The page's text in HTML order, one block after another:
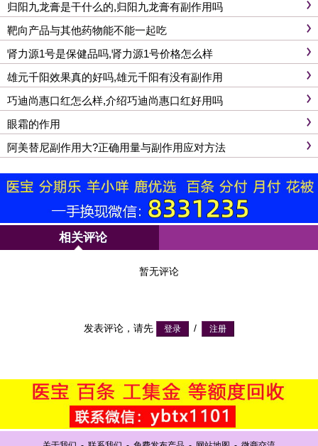
归阳九龙膏是干什么的,归阳九龙膏有副作用吗
靶向产品与其他药物能不能一起吃
肾力源1号是保健品吗,肾力源1号价格怎么样
雄元千阳效果真的好吗,雄元千阳有没有副作用
巧迪尚惠口红怎么样,介绍巧迪尚惠口红好用吗
眼霜的作用
阿美替尼副作用大?正确用量与副作用应对方法
相关评论
暂无评论
发表评论，请先 /